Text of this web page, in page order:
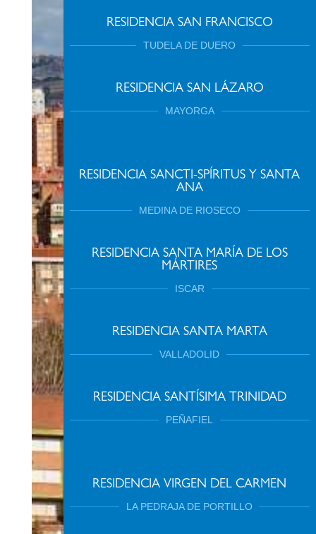
RESIDENCIA SAN FRANCISCO
TUDELA DE DUERO
RESIDENCIA SAN LÁZARO
MAYORGA
RESIDENCIA SANCTI-SPÍRITUS Y SANTA
ANA
MEDINA DE RIOSECO
RESIDENCIA SANTA MARÍA DE LOS
MÁRTIRES
ISCAR
RESIDENCIA SANTA MARTA
VALLADOLID
RESIDENCIA SANTÍSIMA TRINIDAD
PEÑAFIEL
RESIDENCIA VIRGEN DEL CARMEN
LA PEDRAJA DE PORTILLO